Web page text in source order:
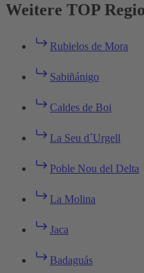
Weitere TOP
Rubielos de Mora
Sabiñánigo
Caldes de Boi
La Seu d´Urgell
Poble Nou del Delta
La Molina
Jaca
Badaguás